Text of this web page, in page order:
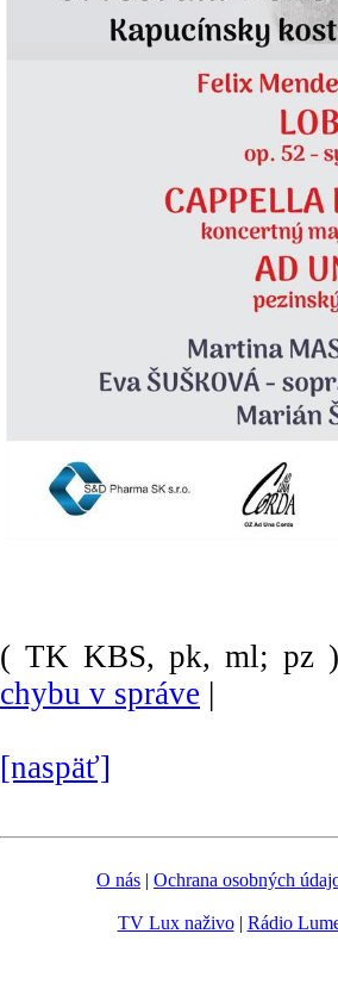
( TK KBS, pk, ml; pz
chybu v správe |
[naspäť]
O nás | Ochrana osobných
TV Lux naživo| Rádio